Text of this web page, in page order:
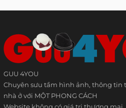
GUU 4YOU
Chuyên sưu tầm hình ảnh, thông tin
nhà ở với MỘT PHONG CÁCH